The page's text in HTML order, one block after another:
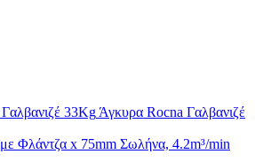
Άγκυρα Rocna Γαλβανιζέ